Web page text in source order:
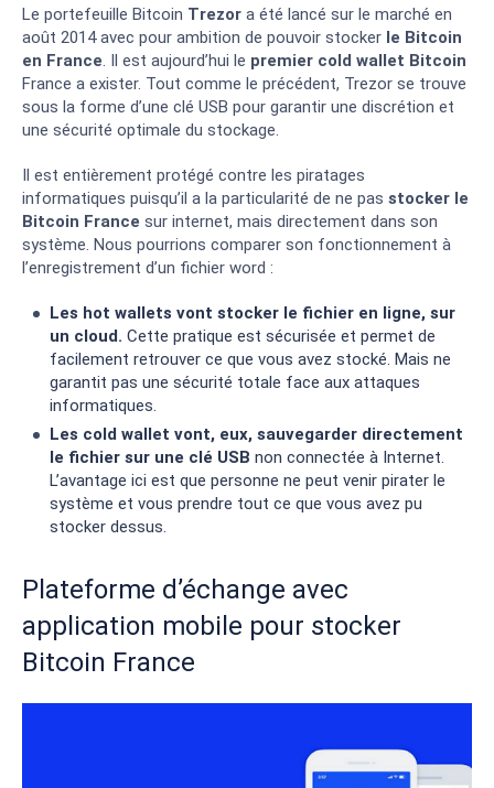
Le portefeuille Bitcoin Trezor a été lancé sur le marché en
août 2014 avec pour ambition de pouvoir stocker le Bitcoin
en France. Il est aujourd’hui le premier cold wallet Bitcoin
France a exister. Tout comme le précédent, Trezor se trouve
sous la forme d’une clé USB pour garantir une discrétion et
une sécurité optimale du stockage.
Il est entièrement protégé contre les piratages
informatiques puisqu’il a la particularité de ne pas stocker le
Bitcoin France sur internet, mais directement dans son
système. Nous pourrions comparer son fonctionnement à
l’enregistrement d’un fichier word :
Les hot wallets vont stocker le fichier en ligne, sur
un cloud. Cette pratique est sécurisée et permet de
facilement retrouver ce que vous avez stocké. Mais ne
garantit pas une sécurité totale face aux attaques
informatiques.
Les cold wallet vont, eux, sauvegarder directement
le fichier sur une clé USB non connectée à Internet.
L’avantage ici est que personne ne peut venir pirater le
système et vous prendre tout ce que vous avez pu
stocker dessus.
Plateforme d’échange avec
application mobile pour stocker
Bitcoin France